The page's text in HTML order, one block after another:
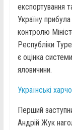
експортування
Україну
контролю
Республіки
є оцінка
яловичини.
Українські
Перший
Андрій Жук